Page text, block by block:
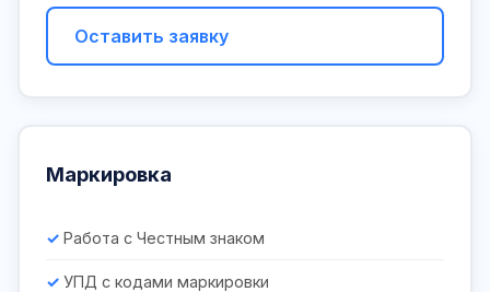
Оставить заявку
Маркировка
Работа с Честным знаком
УПД с кодами маркировки